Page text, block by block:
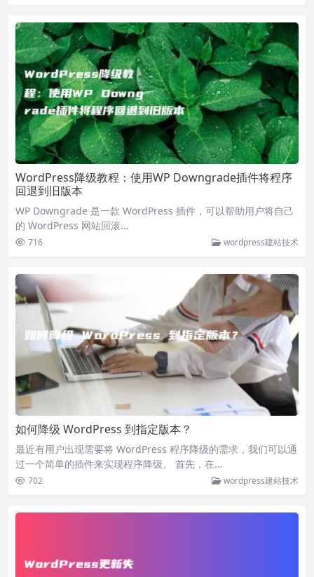
WordPress降级教程：使用WP Downgrade插件将程序
回退到旧版本
WP Downgrade 是一款 WordPress 插件，可以帮助用户将自己
的 WordPress 网站回滚…
716 wordpress建站技术
如何降级 WordPress 到指定版本？
最近有用户出现需要将 WordPress 程序降级的需求，我们可以通
过一个简单的插件来实现程序降级。 首先，在…
702 wordpress建站技术